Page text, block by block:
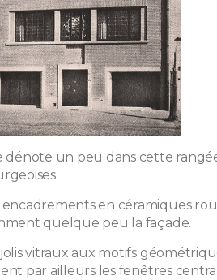
dénote un peu dans cette
encadrements en céramiques
quelque peu la façade.
vitraux aux motifs
par ailleurs les fenêtres